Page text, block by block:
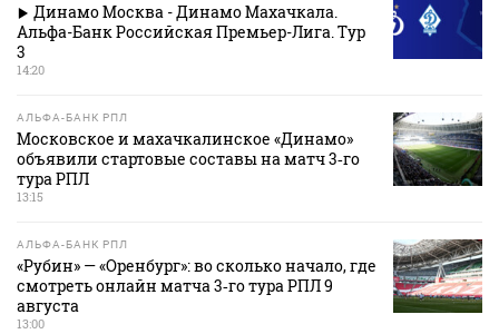
Динамо Москва - Динамо Махачкала.
Альфа-Банк Российская Премьер-Лига. Тур
3
14:20
АЛЬФА-БАНК РПЛ
Московское и махачкалинское «Динамо»
объявили стартовые составы на матч 3‑го
тура РПЛ
13:15
АЛЬФА-БАНК РПЛ
«Рубин» — «Оренбург»: во сколько начало, где
смотреть онлайн матча 3‑го тура РПЛ 9
августа
13:00